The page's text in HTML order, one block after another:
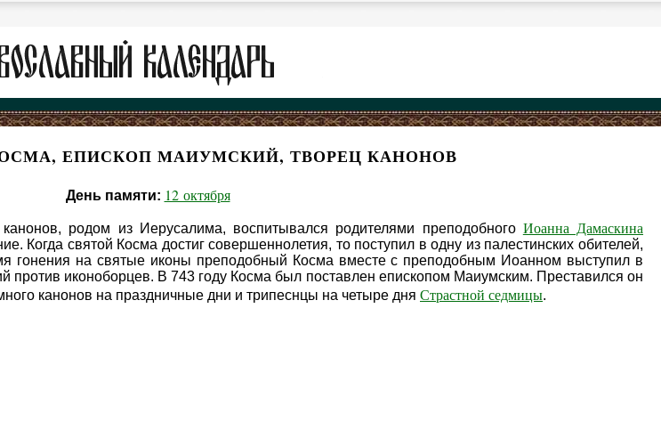
ЕПИСКОП МАИУМСКИЙ, ТВОРЕЦ КАНОНОВ
День памяти: 12 октября
родом из Иерусалима, воспитывался родителями преподобного Иоанна Дамаскина
Когда святой Косма достиг совершеннолетия, то поступил в одну из палестинских обителей,
гонения на святые иконы преподобный Косма вместе с преподобным Иоанном выступил в
против иконоборцев. В 743 году Косма был поставлен епископом Маиумским. Преставился он
канонов на праздничные дни и трипеснцы на четыре дня Страстной седмицы.